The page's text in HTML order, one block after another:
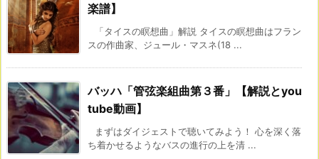
楽譜】
「タイスの瞑想曲」解説 タイスの瞑想曲はフラン
スの作曲家、ジュール・マスネ(18 ...
バッハ「管弦楽組曲第３番」【解説とyou
tube動画】
まずはダイジェストで聴いてみよう！ 心を深く落
ち着かせるようなバスの進行の上を清 ...